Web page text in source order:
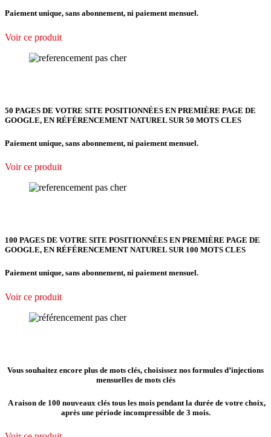
Paiement unique, sans abonnement, ni paiement mensuel.
Voir ce produit
50 PAGES DE VOTRE SITE POSITIONNÉES EN PREMIÈRE PAGE DE
GOOGLE, EN RÉFÉRENCEMENT NATUREL SUR 50 MOTS CLES
Paiement unique, sans abonnement, ni paiement mensuel.
Voir ce produit
100 PAGES DE VOTRE SITE POSITIONNÉES EN PREMIÈRE PAGE DE
GOOGLE, EN RÉFÉRENCEMENT NATUREL SUR 100 MOTS CLES
Paiement unique, sans abonnement, ni paiement mensuel.
Voir ce produit
Vous souhaitez encore plus de mots clés, choisissez nos formules d’injections
mensuelles de mots clés
A raison de 100 nouveaux clés tous les mois pendant la durée de votre choix,
après une période incompressible de 3 mois.